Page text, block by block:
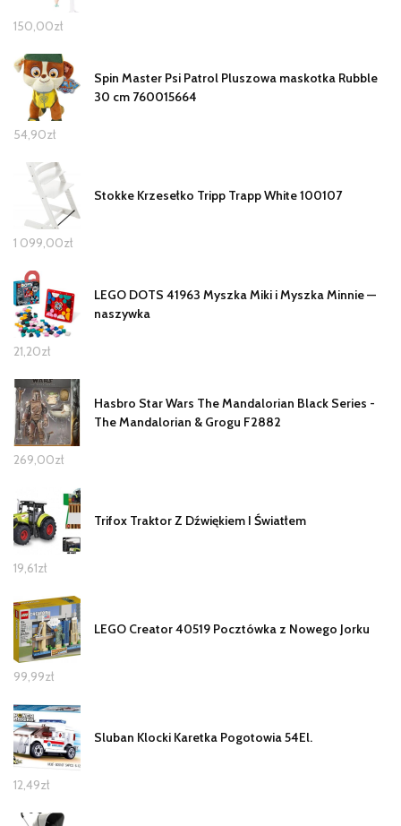
150,00zł
Spin Master Psi Patrol Pluszowa maskotka Rubble
30 cm 760015664
54,90zł
Stokke Krzesełko Tripp Trapp White 100107
1 099,00zł
LEGO DOTS 41963 Myszka Miki i Myszka Minnie —
naszywka
21,20zł
Hasbro Star Wars The Mandalorian Black Series -
The Mandalorian & Grogu F2882
269,00zł
Trifox Traktor Z Dźwiękiem I Światłem
19,61zł
LEGO Creator 40519 Pocztówka z Nowego Jorku
99,99zł
Sluban Klocki Karetka Pogotowia 54El.
12,49zł